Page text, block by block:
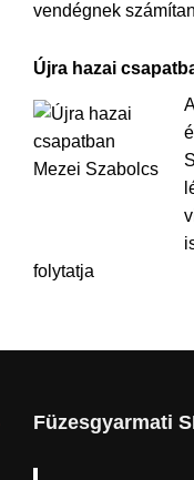
vendégnek
Újra hazai
folytatja
Füzesgyarmati